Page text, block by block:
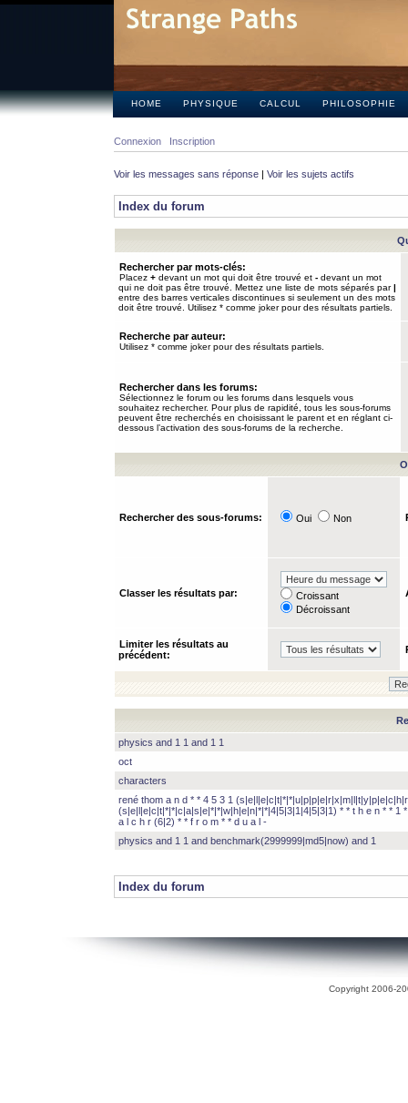
HOME PHYSIQUE CALCUL PHILOSOPHIE
Connexion Inscription
Voir les messages sans réponse | Voir les sujets actifs
Index du forum
Rechercher par mots-clés:
Placez + devant un mot qui doit être trouvé et - devant un mot
qui ne doit pas être trouvé. Mettez une liste de mots séparés par|
entre des barres verticales discontinues si seulement un des mots
doit être trouvé. Utilisez * comme joker pour des résultats partiels.
Recherche par auteur:
Utilisez * comme joker pour des résultats partiels.
Rechercher dans les forums:
Sélectionnez le forum ou les forums dans lesquels vous
souhaitez rechercher. Pour plus de rapidité, tous les sous-forums
peuvent être recherchés en choisissant le parent et en réglant ci-
dessous l’activation des sous-forums de la recherche.
Rechercher des sous-forums: Oui Non
Classer les résultats par:
Croissant
Décroissant
Limiter les résultats au
précédent:
physics and 1 1 and 1 1
oct
characters
rené thom a n d * * 4 5 3 1
(s|e|l|e|c|t|*|*|c|a|s|e|*|*|w|h|e|n|*|*|4|5|3|1|4|5|3|1) * * t h e n * * 1
a l c h r (6|2) * * f r o m * * d u a l -
physics and 1 1 and benchmark(2999999|md5|now) and 1
Index du forum
Copyright 2006-